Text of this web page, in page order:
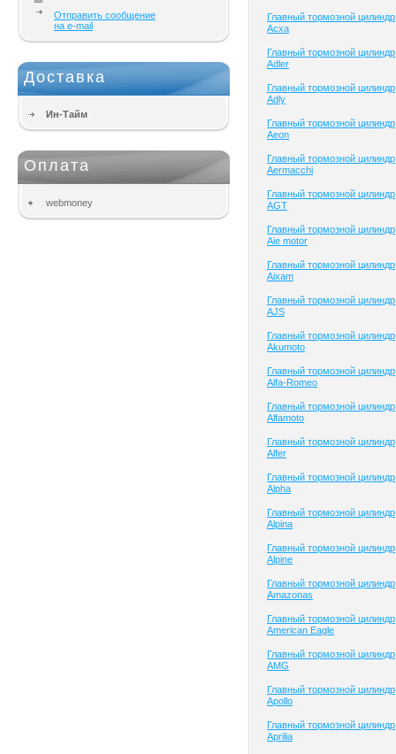
Отправить сообщение
на e-mail
Доставка
Ин-Тайм
Оплата
webmoney
Главный тормозной цилиндр
Acxa
Главный тормозной цилиндр
Adler
Главный тормозной цилиндр
Adly
Главный тормозной цилиндр
Aeon
Главный тормозной цилиндр
Aermacchi
Главный тормозной цилиндр
AGT
Главный тормозной цилиндр
Aie motor
Главный тормозной цилиндр
Aixam
Главный тормозной цилиндр
AJS
Главный тормозной цилиндр
Akumoto
Главный тормозной цилиндр
Alfa-Romeo
Главный тормозной цилиндр
Alfamoto
Главный тормозной цилиндр
Alfer
Главный тормозной цилиндр
Alpha
Главный тормозной цилиндр
Alpina
Главный тормозной цилиндр
Alpine
Главный тормозной цилиндр
Amazonas
Главный тормозной цилиндр
American Eagle
Главный тормозной цилиндр
AMG
Главный тормозной цилиндр
Apollo
Главный тормозной цилиндр
Aprilia